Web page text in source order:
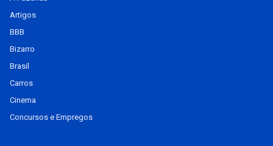
Artigos
BBB
Bizarro
Brasil
Carros
Cinema
Concursos e Empregos